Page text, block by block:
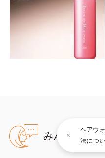
みんなのクチ
ヘアウ
法につ